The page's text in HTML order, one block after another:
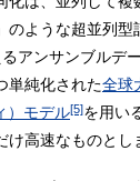
ような超並列型
アンサンブルデ
単純化された全球
）モデル[5]を用い
高速なものとし